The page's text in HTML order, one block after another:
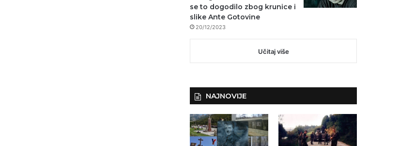
se to dogodilo zbog krunice i
slike Ante Gotovine
20/12/2023
Učitaj više
NAJNOVIJE